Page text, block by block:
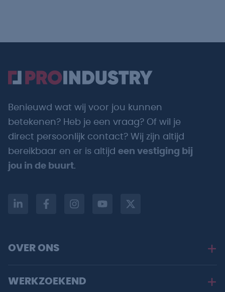
Benieuwd wat wij voor jou kunnen
betekenen? Heb je een vraag? Of wil je
direct persoonlijk contact? Wij zijn altijd
bereikbaar en er is altijd een vestiging bij
jou in de buurt.
OVER ONS
WERKZOEKEND